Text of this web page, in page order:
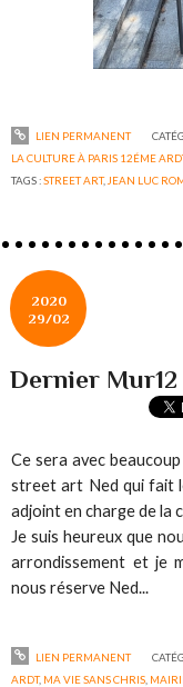
LIEN PERMANENT
LA CULTURE À PARIS 12ÉME
TAGS :STREET ART, JEAN LUC
2020
29/02
Dernier Mur12
Ce sera avec
street art Ned qui fait
adjoint en charge de la
Je suis heureux que
arrondissement et je
nous réserve Ned...
LIEN PERMANENT
ARDT, MA VIE SANS CHRIS